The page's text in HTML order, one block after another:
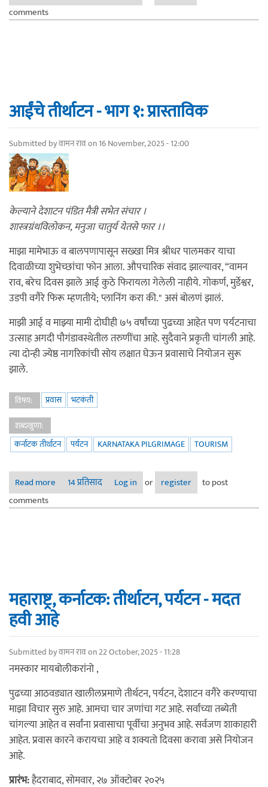
comments
आईंचे तीर्थाटन - भाग १: प्रास्ताविक
Submitted byवामन रावon 16 November, 2025 - 12:00
केल्याने देशाटन पंडित मैत्री सभेत संचार ।
शास्त्रग्रंथविलोकन, मनुजा चातुर्य येतसे फार ।।
माझा मामेभाऊ व बालपणापासून सख्खा मित्र श्रीधर पालमकर याचा
दिवाळीच्या शुभेच्छांचा फोन आला. औपचारिक संवाद झाल्यावर, “वामन
राव, बरेच दिवस झाले आई कुठे फिरायला गेलेली नाहीये. गोकर्ण, मुर्डेश्वर,
उडपी वगैरे फिरू म्हणतीये; प्लानिंग करा की." असं बोलणं झालं.‌
माझी आई व माझ्या मामी दोघीही ७५ वर्षांच्या पुढच्या आहेत पण पर्यटनाचा
उत्साह अगदी पौगंडावस्थेतील तरुणींचा आहे. सुदैवाने प्रकृती चांगली आहे.
त्या दोन्ही ज्येष्ठ नागरिकांची सोय लक्षात घेऊन प्रवासाचे नियोजन सुरू
झाले.
विषय: प्रवास
भटकंती
शब्दखुणा:
कर्नाटक तीर्थाटन
पर्यटन KARNATAKA PILGRIMAGE TOURISM
Read more about आईंचे तीर्थाटन - भाग १: प्रास्ताविक
14 प्रतिसाद Log in or register
to post
comments
महाराष्ट्र, कर्नाटक: तीर्थाटन, पर्यटन - मदत
हवी आहे
Submitted byवामन रावon 22 October, 2025 - 11:28
नमस्कार मायबोलीकरांनो ,
पुढच्या आठवड्यात खालीलप्रमाणे तीर्थटन, पर्यटन, देशाटन वगैरे करण्याचा
माझा विचार सुरु आहे. आमचा चार जणांचा गट आहे. सर्वांच्या तब्येती
चांगल्या आहेत व सर्वांना प्रवासाचा पूर्वीचा अनुभव आहे. सर्वजण शाकाहारी
आहेत. प्रवास कारने करायचा आहे व शक्यतो दिवसा करावा असे नियोजन
आहे.
प्रारंभ:हैदराबाद, सोमवार, २७ ऑक्टोबर २०२५